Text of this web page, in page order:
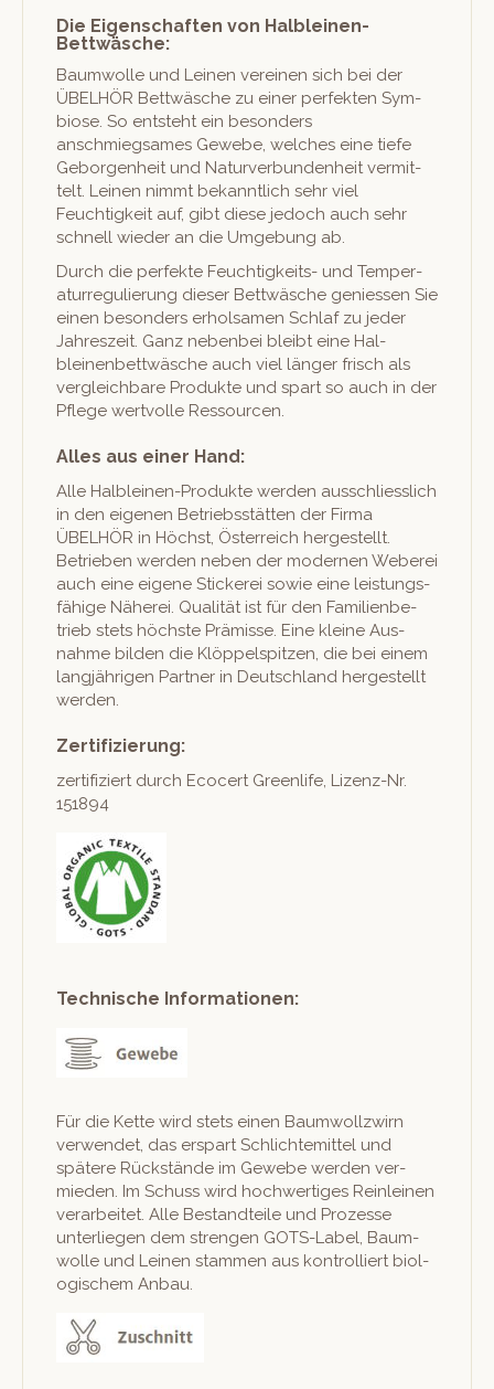
Die Eigenschaften von Halbleinen-
Bettwäsche:
Baum­wolle und Leinen vere­inen sich bei der
ÜBELHÖR Bet­twäsche zu ein­er per­fek­ten Sym­
biose. So entste­ht ein beson­ders
anschmiegsames Gewebe, welch­es eine tiefe
Gebor­gen­heit und Naturver­bun­den­heit ver­mit­
telt. Leinen nimmt bekan­ntlich sehr viel
Feuchtigkeit auf, gibt diese jedoch auch sehr
schnell wieder an die Umge­bung ab.
Durch die per­fek­te Feuchtigkeits- und Tem­per­
atur­reg­ulierung dieser Bet­twäsche geniessen Sie
einen beson­ders erhol­samen Schlaf zu jed­er
Jahreszeit. Ganz neben­bei bleibt eine Hal­
bleinen­bet­twäsche auch viel länger frisch als
ver­gle­ich­bare Pro­duk­te und spart so auch in der
Pflege wertvolle Ressourcen.
Alles aus einer Hand:
Alle Hal­bleinen-Pro­duk­te wer­den auss­chliesslich
in den eige­nen Betrieb­sstät­ten der Fir­ma
ÜBELHÖR in Höchst, Öster­re­ich hergestellt.
Betrieben wer­den neben der mod­er­nen Weberei
auch eine eigene Stick­erei sowie eine leis­tungs­
fähige Näherei. Qual­ität ist für den Fam­i­lien­be­
trieb stets höch­ste Prämisse. Eine kleine Aus­
nahme bilden die Klöp­pel­spitzen, die bei einem
langjähri­gen Part­ner in Deutsch­land hergestellt
werden.
Zertifizierung:
zer­ti­fiziert durch Eco­cert Green­life, Lizenz-Nr.
151894
Technische Informationen:
Für die Kette wird stets einen Baum­wol­lzwirn
ver­wen­det, das erspart Schlichtemit­tel und
spätere Rückstände im Gewebe wer­den ver­
mieden. Im Schuss wird hochw­er­tiges Rein­leinen
ver­ar­beit­et. Alle Bestandteile und Prozesse
unter­liegen dem stren­gen GOTS-Label, Baum­
wolle und Leinen stam­men aus kon­trol­liert biol­
o­gis­chem Anbau.